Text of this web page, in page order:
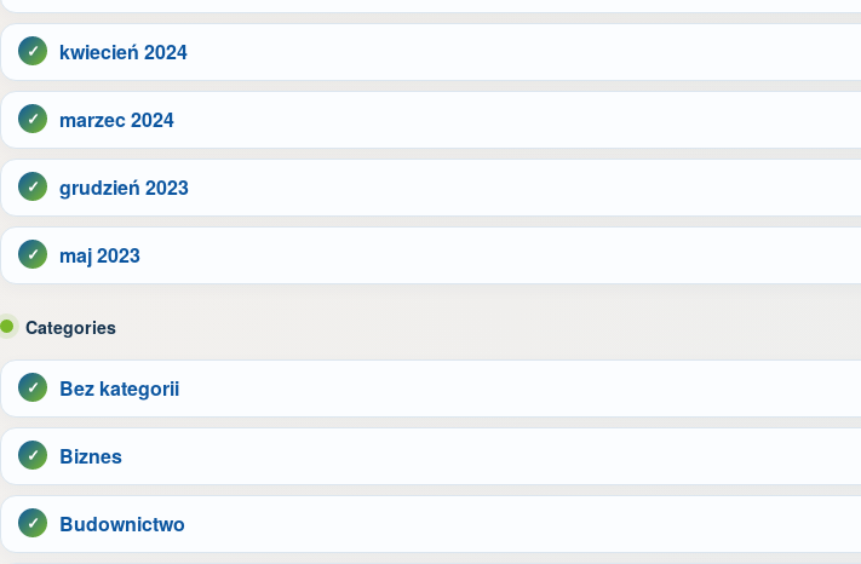
kwiecień 2024
marzec 2024
grudzień 2023
maj 2023
Categories
Bez kategorii
Biznes
Budownictwo